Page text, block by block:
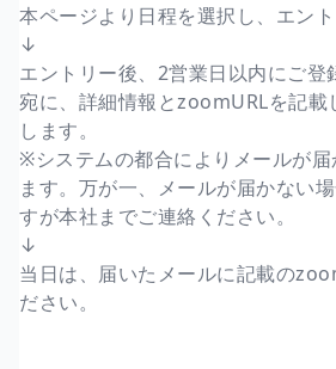
本ページより日程を選択し、エント
↓
エントリー後、2営業日以内にご登
宛に、詳細情報とzoomURLを記載
します。
※システムの都合によりメールが
ます。万が一、メールが届かない
すが本社までご連絡ください。
↓
当日は、届いたメールに記載の
ださい。